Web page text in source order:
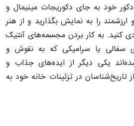
خود به جای دکوریجات مینیمال و
را به نمایش بگذارید و از هنر
کنید. به کار بردن مجسمه‌های آنتیک
سفالی یا سرامیکی که به نقوش و
یکی دیگر از ایده‌های جذاب و
تاریخ‌شناسان در تزئینات خانه خود به